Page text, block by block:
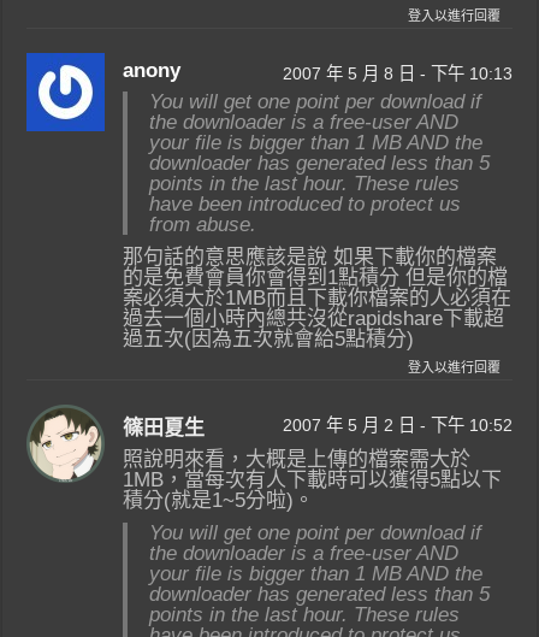
登入以進行回覆
anony 2007 年 5 月 8 日 - 下午 10:13
You will get one point per download if
the downloader is a free-user AND
your file is bigger than 1 MB AND the
downloader has generated less than 5
points in the last hour. These rules
have been introduced to protect us
from abuse.
那句話的意思應該是說 如果下載你的檔案
的是免費會員你會得到1點積分 但是你的檔
案必須大於1MB而且下載你檔案的人必須在
過去一個小時內總共沒從rapidshare下載超
過五次(因為五次就會給5點積分)
登入以進行回覆
篠田夏生 2007 年 5 月 2 日 - 下午 10:52
照說明來看，大概是上傳的檔案需大於
1MB，當每次有人下載時可以獲得5點以下
積分(就是1~5分啦)。
You will get one point per download if
the downloader is a free-user AND
your file is bigger than 1 MB AND the
downloader has generated less than 5
points in the last hour. These rules